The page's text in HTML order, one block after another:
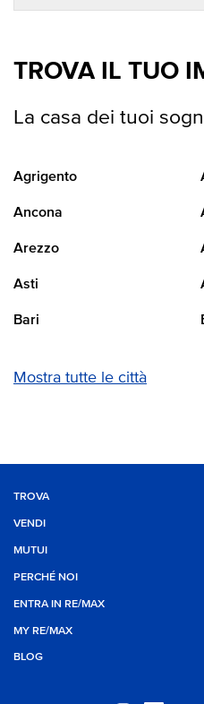
TROVA IL TUO
La casa dei tuoi
Agrigento
Ancona
Arezzo
Asti
Bari
Mostra tutte le città
TROVA
VENDI
MUTUI
PERCHÉ NOI
ENTRA IN RE/MAX
MY RE/MAX
BLOG